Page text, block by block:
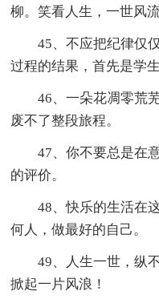
柳。笑看人生，一世风流
45、不应把纪律仅
过程的结果，首先是学
46、一朵花凋零荒
废不了整段旅程。
47、你不要总是在
的评价。
48、快乐的生活在
何人，做最好的自己。
49、人生一世，纵
掀起一片风浪！